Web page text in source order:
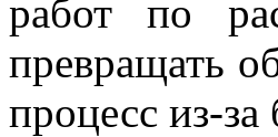
работ по
превращать
процесс из-